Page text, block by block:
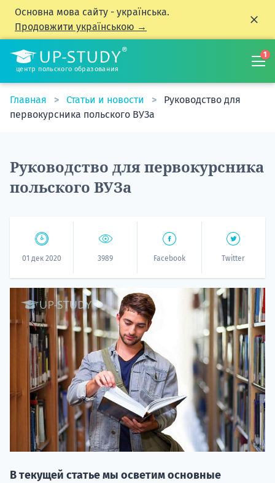
Основна мова сайту - українська.
Продовжити українською →
центр польского образования
1
Главная Статьи и новости
Руководство для
первокурсника польского ВУЗа
Руководство для первокурсника
польского ВУЗа
01 дек 2020 3989 Facebook Twitter
В текущей статье мы осветим основные
НАБОР